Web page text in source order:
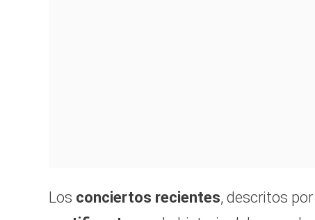
Los conciertos recientes, descritos